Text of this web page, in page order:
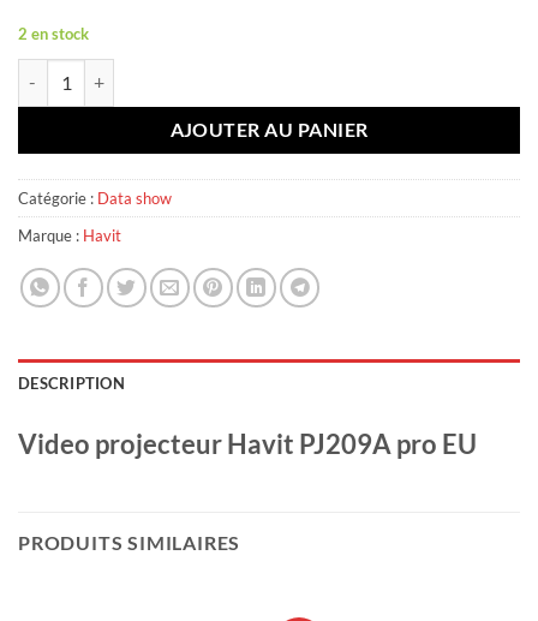
2 en stock
AJOUTER AU PANIER
Catégorie : Data show
Marque : Havit
DESCRIPTION
Video projecteur Havit PJ209A pro EU
PRODUITS SIMILAIRES